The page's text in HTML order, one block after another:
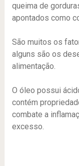
queima de
apontados como
São muitos os
alguns são os
alimentação.
O óleo possui
contém
combate a
excesso.